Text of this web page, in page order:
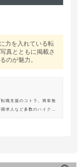
力を入れている転
真とともに掲載さ
のが魅力。
職支援のコトラ。簡単無
求人など多数のハイクラ